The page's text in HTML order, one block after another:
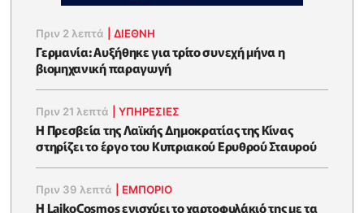
Πριν 2 λεπτά |ΔΙΕΘΝΗ
Γερμανία: Αυξήθηκε για τρίτο συνεχή μήνα η
βιομηχανική παραγωγή
Πριν 21 λεπτά |ΥΠΗΡΕΣΙΕΣ
Η Πρεσβεία της Λαϊκής Δημοκρατίας της Κίνας
στηρίζει το έργο του Κυπριακού Ερυθρού Σταυρού
Πριν 39 λεπτά ΕΜΠΟΡΙΟ
Η LaikoCosmos ενισχύει το χαρτοφυλάκιό της με τα